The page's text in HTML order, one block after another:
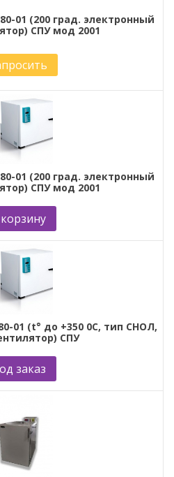
01 (200 град. электронный
СПУ мод 2001
01 (200 град. электронный
СПУ мод 2001
01 (t° до +350 0С, тип СНОЛ,
СПУ
заказ